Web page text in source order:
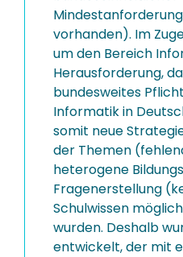
vorhanden). Im
um den Bereich
Herausforderung,
bundesweites
Informatik in
somit neue
der Themen
heterogene
Fragenerstellung
Schulwissen
wurden. Deshalb
entwickelt, der mit